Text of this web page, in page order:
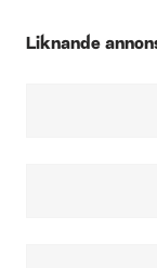
Liknande